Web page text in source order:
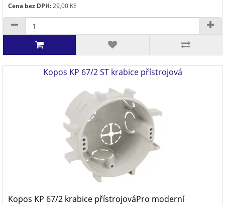
Cena bez DPH:29,00 Kč
Kopos KP 67/2 ST krabice přístrojová
Kopos KP 67/2 krabice přístrojováPro moderní